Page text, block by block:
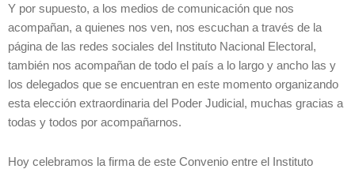
Y por supuesto, a los medios de comunicación que nos
acompañan, a quienes nos ven, nos escuchan a través de la
página de las redes sociales del Instituto Nacional Electoral,
también nos acompañan de todo el país a lo largo y ancho las y
los delegados que se encuentran en este momento organizando
esta elección extraordinaria del Poder Judicial, muchas gracias a
todas y todos por acompañarnos.
Hoy celebramos la firma de este Convenio entre el Instituto